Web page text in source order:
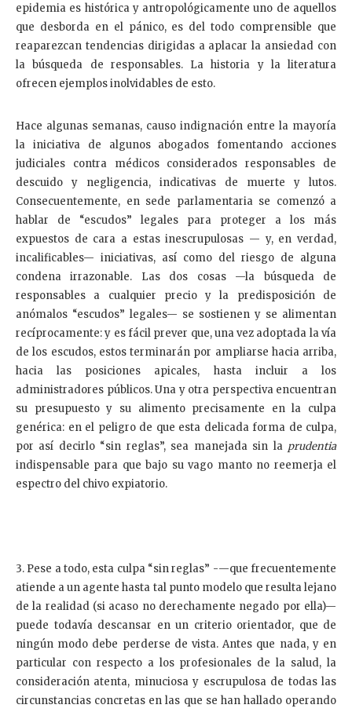
epidemia es histórica y antropológicamente uno de aquellos
que desborda en el pánico, es del todo comprensible que
reaparezcan tendencias dirigidas a aplacar la ansiedad con
la búsqueda de responsables. La historia y la literatura
ofrecen ejemplos inolvidables de esto.
Hace algunas semanas, causo indignación entre la mayoría
la iniciativa de algunos abogados fomentando acciones
judiciales contra médicos considerados responsables de
descuido y negligencia, indicativas de muerte y lutos.
Consecuentemente, en sede parlamentaria se comenzó a
hablar de “escudos” legales para proteger a los más
expuestos de cara a estas inescrupulosas — y, en verdad,
incalificables— iniciativas, así como del riesgo de alguna
condena irrazonable. Las dos cosas —la búsqueda de
responsables a cualquier precio y la predisposición de
anómalos “escudos” legales— se sostienen y se alimentan
recíprocamente: y es fácil prever que, una vez adoptada la vía
de los escudos, estos terminarán por ampliarse hacia arriba,
hacia las posiciones apicales, hasta incluir a los
administradores públicos. Una y otra perspectiva encuentran
su presupuesto y su alimento precisamente en la culpa
genérica: en el peligro de que esta delicada forma de culpa,
por así decirlo “sin reglas”, sea manejada sin la prudentia
indispensable para que bajo su vago manto no reemerja el
espectro del chivo expiatorio.
3. Pese a todo, esta culpa “sin reglas” -—que frecuentemente
atiende a un agente hasta tal punto modelo que resulta lejano
de la realidad (si acaso no derechamente negado por ella)—
puede todavía descansar en un criterio orientador, que de
ningún modo debe perderse de vista. Antes que nada, y en
particular con respecto a los profesionales de la salud, la
consideración atenta, minuciosa y escrupulosa de todas las
circunstancias concretas en las que se han hallado operando